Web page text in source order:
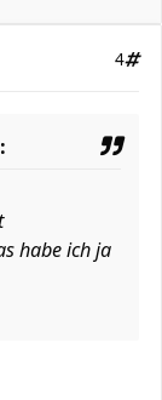
4
habe ich ja